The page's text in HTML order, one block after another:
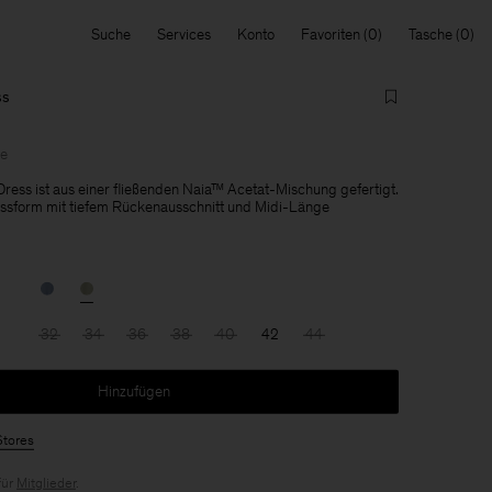
Suche Services Konto Favoriten Tasche
ist aus einer fließenden Naia™ Acetat-Mischung gefertigt.
mit tiefem Rückenausschnitt und Midi-Länge
32 34 36 38 40 42 44
Hinzufügen
Mitglieder.